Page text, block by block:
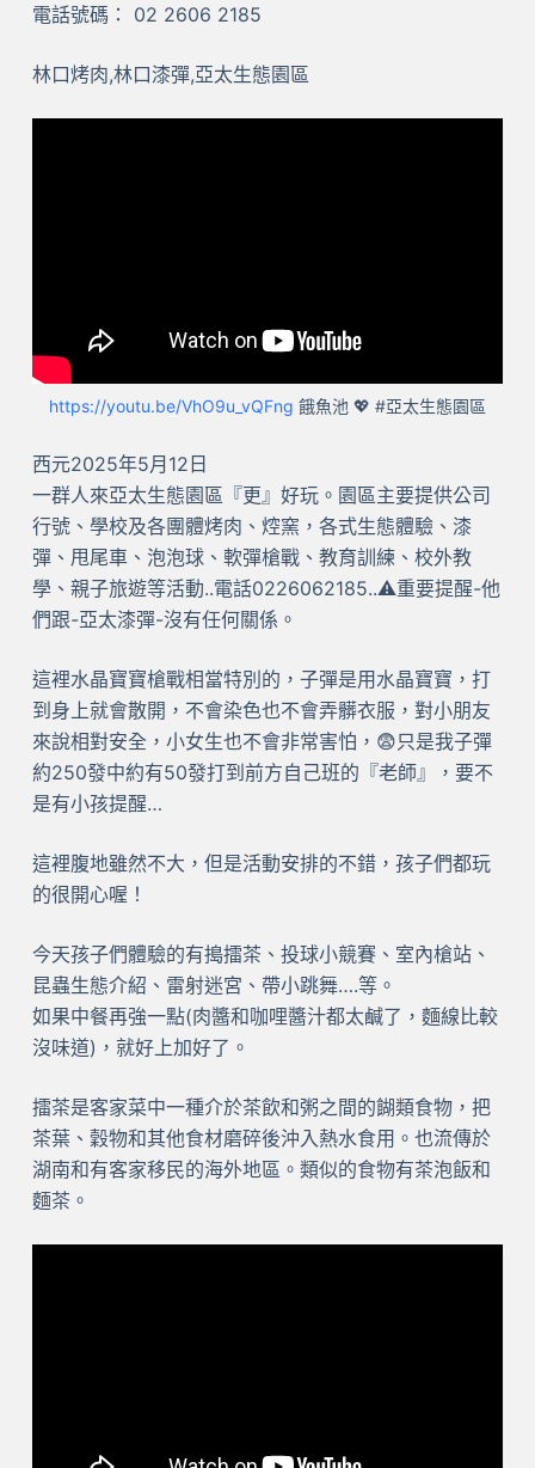
電話號碼： 02 2606 2185
林口烤肉,林口漆彈,亞太生態園區
https://youtu.be/VhO9u_vQFng 餓魚池 💖 #亞太生態園區
西元2025年5月12日
一群人來亞太生態園區『更』好玩。園區主要提供公司
行號、學校及各團體烤肉、焢窯，各式生態體驗、漆
彈、甩尾車、泡泡球、軟彈槍戰、教育訓練、校外教
學、親子旅遊等活動..電話0226062185..⚠️重要提醒-他
們跟-亞太漆彈-沒有任何關係。
這裡水晶寶寶槍戰相當特別的，子彈是用水晶寶寶，打
到身上就會散開，不會染色也不會弄髒衣服，對小朋友
來說相對安全，小女生也不會非常害怕，😨只是我子彈
約250發中約有50發打到前方自己班的『老師』，要不
是有小孩提醒…
這裡腹地雖然不大，但是活動安排的不錯，孩子們都玩
的很開心喔！
今天孩子們體驗的有搗擂茶、投球小競賽、室內槍站、
昆蟲生態介紹、雷射迷宮、帶小跳舞….等。
如果中餐再強一點(肉醬和咖哩醬汁都太鹹了，麵線比較
沒味道)，就好上加好了。
擂茶是客家菜中一種介於茶飲和粥之間的餬類食物，把
茶葉、穀物和其他食材磨碎後沖入熱水食用。也流傳於
湖南和有客家移民的海外地區。類似的食物有茶泡飯和
麵茶。